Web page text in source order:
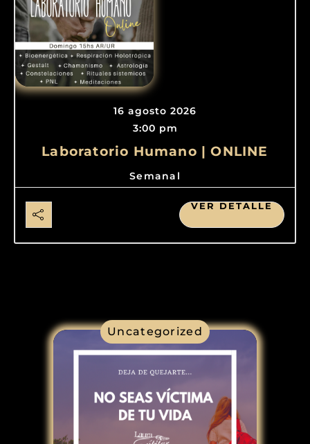
16 agosto 2026
3:00 pm
Laboratorio Humano | ONLINE
Semanal
VER DETALLE
Uncategorized